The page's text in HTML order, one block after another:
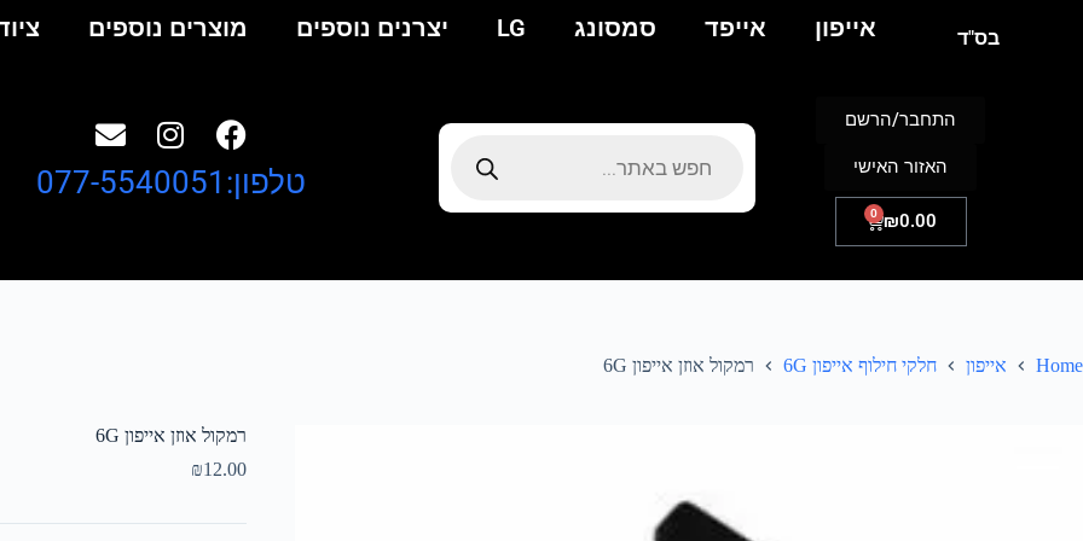
אייפון אייפד סמסונג LG יצרנים נוספים מוצרים נוספים בס"ד
₪0.00
0
התחבר/הרשם
האזור האישי טלפון:077-5540051
Home אייפון חלקי חילוף אייפון 6G רמקול אוזן אייפון 6G
רמקול אוזן אייפון 6G
₪12.00